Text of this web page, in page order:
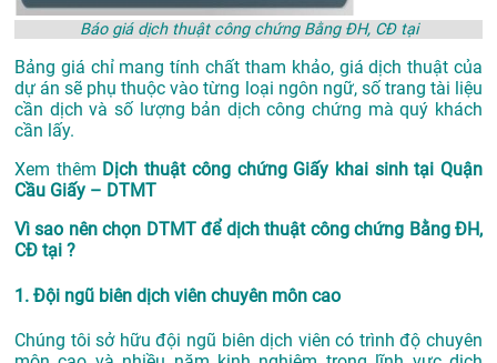
Báo giá dịch thuật công chứng Bằng ĐH, CĐ tại
Bảng giá chỉ mang tính chất tham khảo, giá dịch thuật của
dự án sẽ phụ thuộc vào từng loại ngôn ngữ, số trang tài liệu
cần dịch và số lượng bản dịch công chứng mà quý khách
cần lấy.
Xem thêm Dịch thuật công chứng Giấy khai sinh tại Quận
Cầu Giấy – DTMT
Vì sao nên chọn DTMT để dịch thuật công chứng Bằng ĐH,
CĐ tại ?
1. Đội ngũ biên dịch viên chuyên môn cao
Chúng tôi sở hữu đội ngũ biên dịch viên có trình độ chuyên